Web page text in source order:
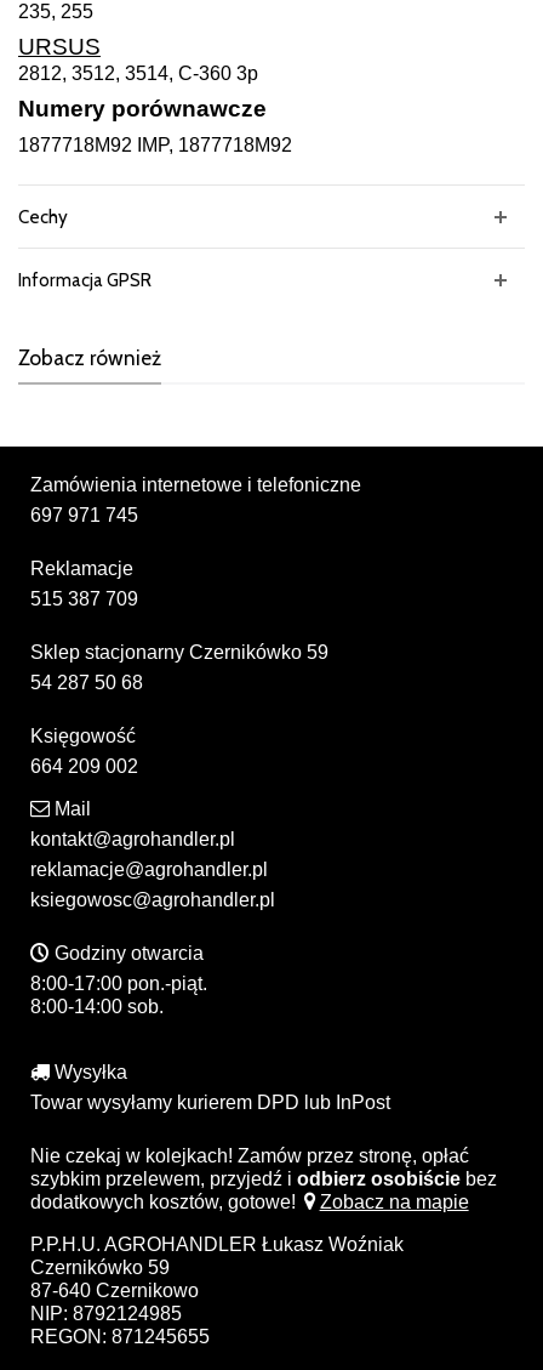
235, 255
URSUS
2812, 3512, 3514, C-360 3p
Numery porównawcze
1877718M92 IMP, 1877718M92
Cechy
Informacja GPSR
Zobacz również
Zamówienia internetowe i telefoniczne
697 971 745
Reklamacje
515 387 709
Sklep stacjonarny Czernikówko 59
54 287 50 68
Księgowość
664 209 002
Mail
kontakt@agrohandler.pl
reklamacje@agrohandler.pl
ksiegowosc@agrohandler.pl
Godziny otwarcia
8:00-17:00 pon.-piąt.
8:00-14:00 sob.
Wysyłka
Towar wysyłamy kurierem DPD lub InPost
Nie czekaj w kolejkach! Zamów przez stronę, opłać
szybkim przelewem, przyjedź i odbierz osobiście bez
dodatkowych kosztów, gotowe!
Zobacz na mapie
P.P.H.U. AGROHANDLER Łukasz Woźniak
Czernikówko 59
87-640 Czernikowo
NIP: 8792124985
REGON: 871245655